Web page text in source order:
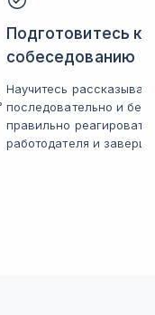
Подготовитесь к
собеседованию
Научитесь
последовательно и без
правильно
работодателя и